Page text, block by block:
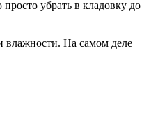
убрать в кладовку до
влажности. На самом деле